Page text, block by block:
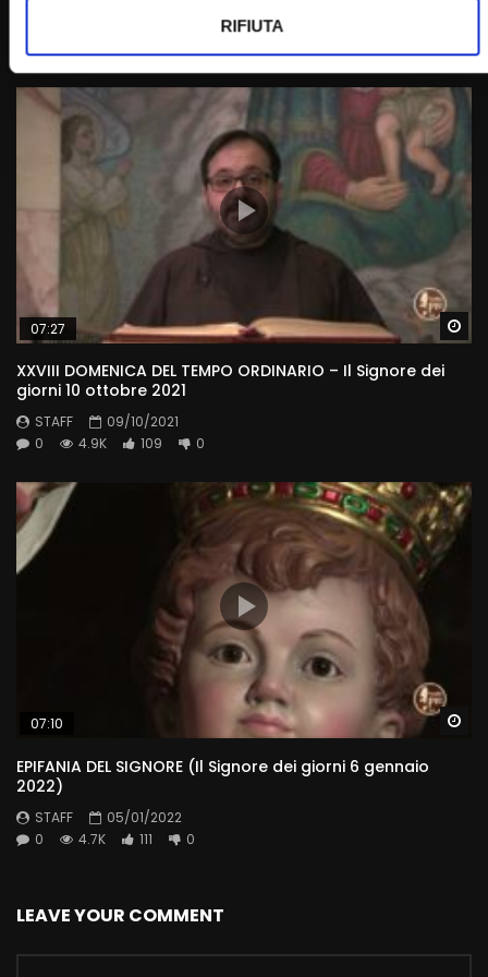
RIFIUTA
07:27
XXVIII DOMENICA DEL TEMPO ORDINARIO – Il Signore dei
giorni 10 ottobre 2021
STAFF
09/10/2021
0
4.9K 109 0
07:10
EPIFANIA DEL SIGNORE (Il Signore dei giorni 6 gennaio
2022)
STAFF
05/01/2022
0
4.7K 111 0
LEAVE YOUR COMMENT